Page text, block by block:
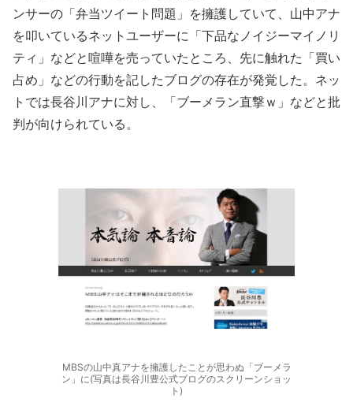
ンサーの「弁当ツイート問題」を擁護していて、山中アナ
を叩いているネットユーザーに「下品なノイジーマイノリ
ティ」などと喧嘩を売っていたところ、先に触れた「買い
占め」などの行動を記したブログの存在が発覚した。ネッ
トでは長谷川アナに対し、「ブーメラン直撃ｗ」などと批
判が向けられている。
MBSの山中真アナを擁護したことが思わぬ「ブーメラ
ン」に(写真は長谷川豊公式ブログのスクリーンショッ
ト)